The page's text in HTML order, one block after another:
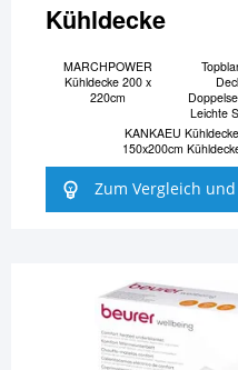
Kühldecke
MARCHPOWER
Kühldecke 200 x
220cm
Leichte
KANKAEU Kühldecke
150x200cm
Zum Vergleich